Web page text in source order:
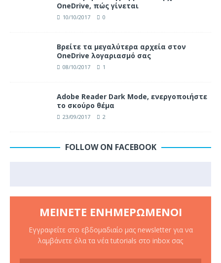
OneDrive, πώς γίνεται
10/10/2017 0
Βρείτε τα μεγαλύτερα αρχεία στον
OneDrive λογαριασμό σας
08/10/2017 1
Adobe Reader Dark Mode, ενεργοποιήστε
το σκούρο θέμα
23/09/2017 2
FOLLOW ON FACEBOOK
ΜΕΊΝΕΤΕ ΕΝΗΜΕΡΩΜΈΝΟΙ
Εγγραφείτε στο εβδομαδιαίο μας newsletter για να
λαμβάνετε όλα τα νέα tutorials στο inbox σας